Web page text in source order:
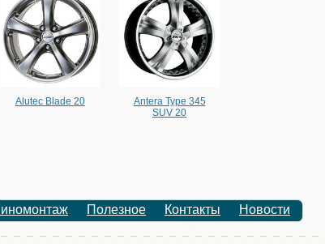
Alutec Blade 20
Antera Type 345
SUV 20
Полезное Контакты Новости